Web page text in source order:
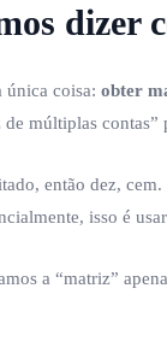
dizer
única coisa: obter
múltiplas contas”
então dez,
isso é
a “matriz”